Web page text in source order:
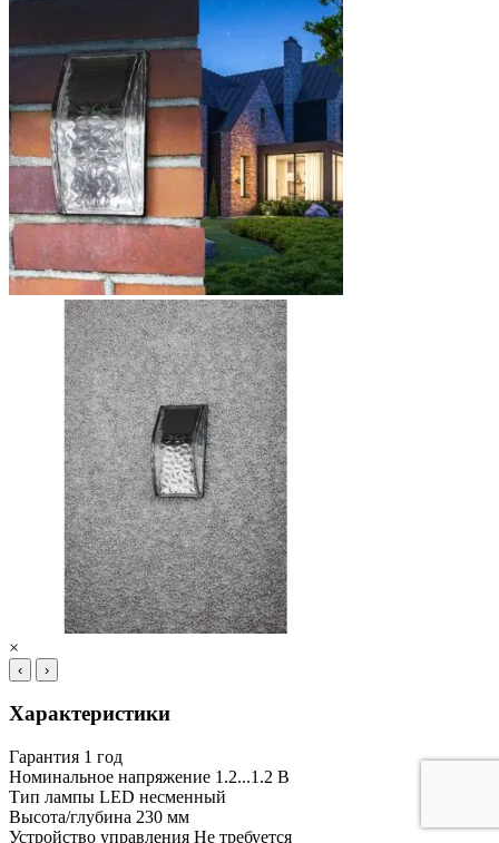
×
‹ ›
Характеристики
Гарантия 1 год
Номинальное напряжение 1.2...1.2 В
Тип лампы LED несменный
Высота/глубина 230 мм
Устройство управления Не требуется